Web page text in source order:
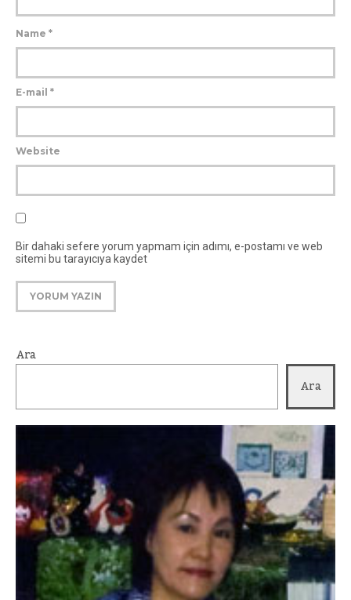
Name *
E-mail *
Website
Bir dahaki sefere yorum yapmam için adımı, e-postamı ve web
sitemi bu tarayıcıya kaydet
Ara
Ara